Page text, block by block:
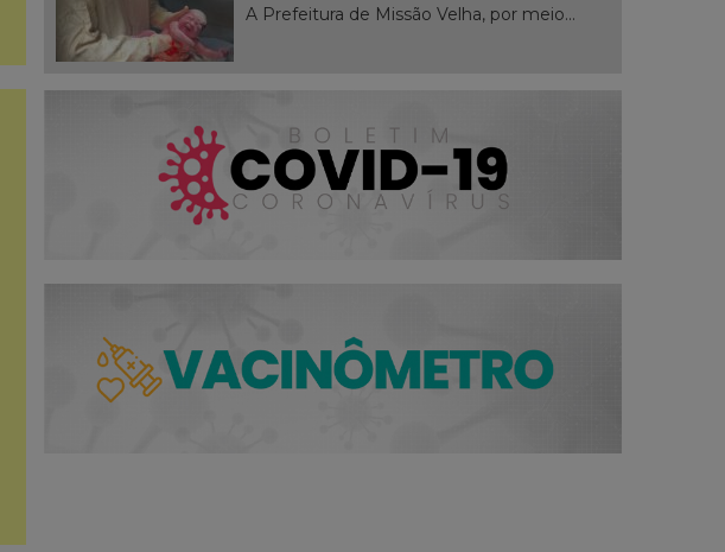
A Prefeitura de Missão Velha, por meio...